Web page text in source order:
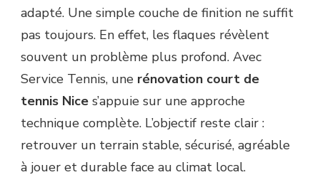
adapté. Une simple couche de finition ne suffit
pas toujours. En effet, les flaques révèlent
souvent un problème plus profond. Avec
Service Tennis, une rénovation court de
tennis Nice s’appuie sur une approche
technique complète. L’objectif reste clair :
retrouver un terrain stable, sécurisé, agréable
à jouer et durable face au climat local.